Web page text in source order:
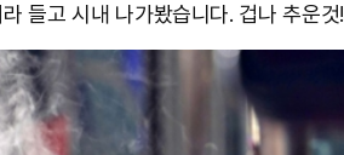
들고 시내 나가봤습니다. 겁나 추운것!